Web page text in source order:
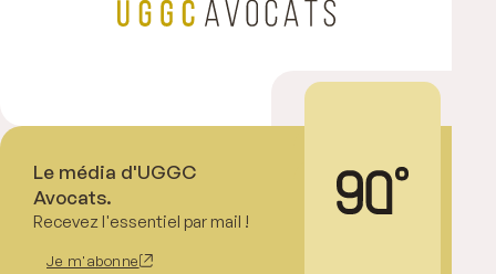
Le média d'UGGC
Avocats.
Recevez l'essentiel par mail !
Je m'abonne